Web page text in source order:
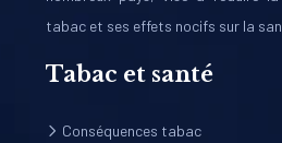
tabac et ses effets nocifs sur la
Tabac et santé
Conséquences tabac